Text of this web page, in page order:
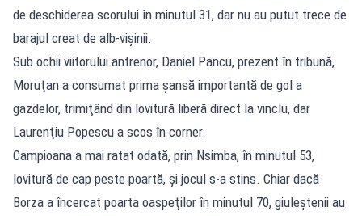
de deschiderea scorului în minutul 31, dar nu au putut trece de
barajul creat de alb-vişinii.
Sub ochii viitorului antrenor, Daniel Pancu, prezent în tribună,
Moruţan a consumat prima şansă importantă de gol a
gazdelor, trimiţând din lovitură liberă direct la vinclu, dar
Laurenţiu Popescu a scos în corner.
Campioana a mai ratat odată, prin Nsimba, în minutul 53,
lovitură de cap peste poartă, şi jocul s-a stins. Chiar dacă
Borza a încercat poarta oaspeţilor în minutul 70, giuleştenii au